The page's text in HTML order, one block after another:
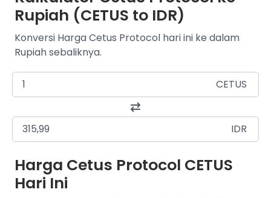
Rupiah (CETUS to IDR)
Konversi Harga Cetus Protocol hari ini ke dalam
Rupiah sebaliknya.
CETUS
IDR
Harga Cetus Protocol CETUS
Hari Ini